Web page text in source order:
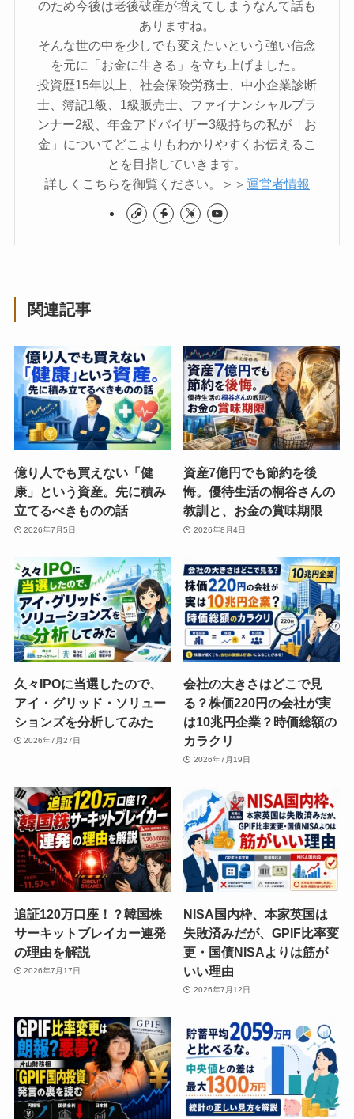
のため今後は老後破産が増えてしまうなんて話も
ありますね。
そんな世の中を少しでも変えたいという強い信念
を元に「お金に生きる」を立ち上げました。
投資歴15年以上、社会保険労務士、中小企業診断
士、簿記1級、1級販売士、ファイナンシャルプラ
ンナー2級、年金アドバイザー3級持ちの私が「お
金」についてどこよりもわかりやすくお伝えるこ
とを目指していきます。
詳しくこちらを御覧ください。＞＞ 運営者情報
関連記事
億り人でも買えない「健
康」という資産。先に積み
立てるべきものの話
2026年7月5日
資産7億円でも節約を後
悔。優待生活の桐谷さんの
教訓と、お金の賞味期限
2026年8月4日
久々IPOに当選したので、
アイ・グリッド・ソリュー
ションズを分析してみた
2026年7月27日
会社の大きさはどこで見
る？株価220円の会社が実
は10兆円企業？時価総額の
カラクリ
2026年7月19日
追証120万口座！？韓国株
サーキットブレイカー連発
の理由を解説
2026年7月17日
NISA国内枠、本家英国は
失敗済みだが、GPIF比率変
更・国債NISAよりは筋が
いい理由
2026年7月12日